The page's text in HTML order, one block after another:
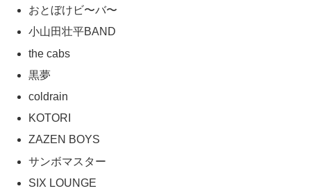
おとぼけビ〜バ〜
小山田壮平BAND
the cabs
黒夢
coldrain
KOTORI
ZAZEN BOYS
サンボマスター
SIX LOUNGE